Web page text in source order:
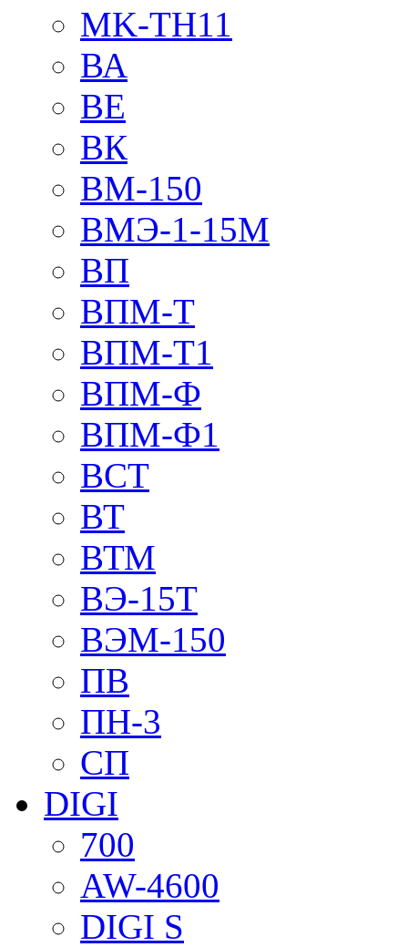
MK-TH11
ВА
ВЕ
ВК
ВМ-150
ВМЭ-1-15М
ВП
ВПМ-Т
ВПМ-Т1
ВПМ-Ф
ВПМ-Ф1
ВСТ
ВТ
ВТМ
ВЭ-15Т
ВЭМ-150
ПВ
ПН-3
СП
DIGI
700
AW-4600
DIGI S